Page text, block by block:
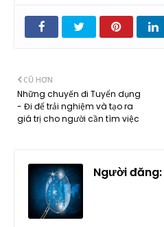
CŨ HƠN
Những chuyến đi Tuyển dụng
- Đi để trải nghiệm và tạo ra
giá trị cho người cần tìm việc
Người đăng: